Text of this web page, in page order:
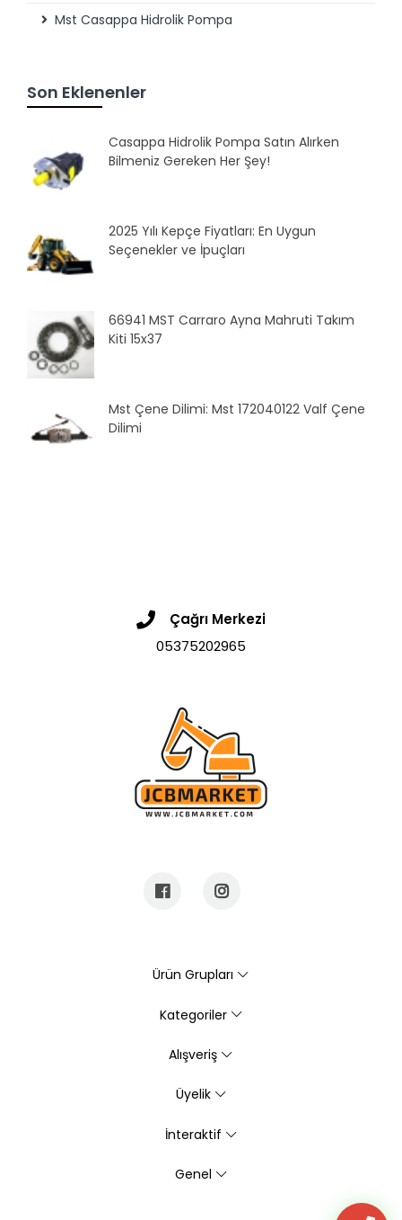
Mst Casappa Hidrolik Pompa
Son Eklenenler
Casappa Hidrolik Pompa Satın Alırken
Bilmeniz Gereken Her Şey!
2025 Yılı Kepçe Fiyatları: En Uygun
Seçenekler ve İpuçları
66941 MST Carraro Ayna Mahruti Takım
Kiti 15x37
Mst Çene Dilimi: Mst 172040122 Valf Çene
Dilimi
Çağrı Merkezi
05375202965
Ürün Grupları
Kategoriler
Alışveriş
Üyelik
İnteraktif
Genel